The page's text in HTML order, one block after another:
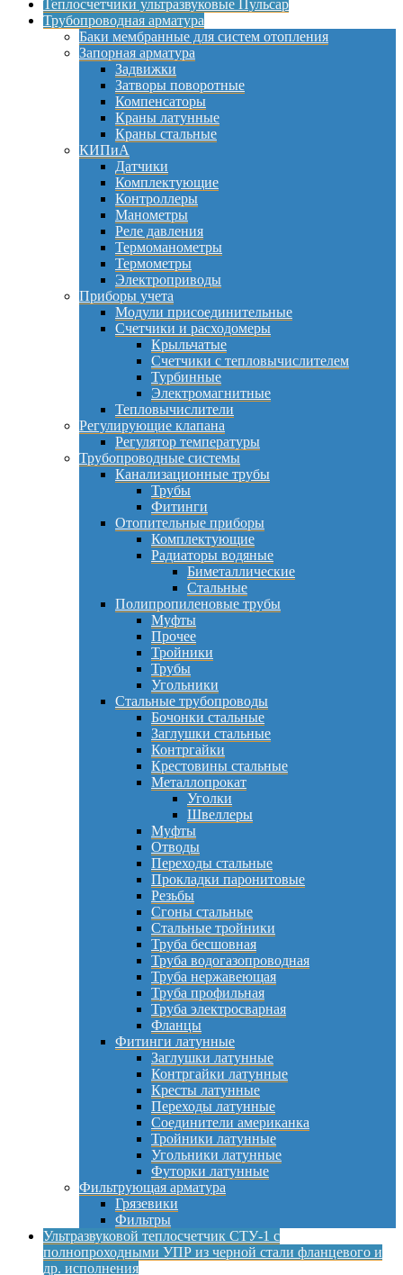
Теплосчетчики ультразвуковые Пульсар
Трубопроводная арматура
Баки мембранные для систем отопления
Запорная арматура
Задвижки
Затворы поворотные
Компенсаторы
Краны латунные
Краны стальные
КИПиА
Датчики
Комплектующие
Контроллеры
Манометры
Реле давления
Термоманометры
Термометры
Электроприводы
Приборы учета
Модули присоединительные
Счетчики и расходомеры
Крыльчатые
Счетчики с тепловычислителем
Турбинные
Электромагнитные
Тепловычислители
Регулирующие клапана
Регулятор температуры
Трубопроводные системы
Канализационные трубы
Трубы
Фитинги
Отопительные приборы
Комплектующие
Радиаторы водяные
Биметаллические
Стальные
Полипропиленовые трубы
Муфты
Прочее
Тройники
Трубы
Угольники
Стальные трубопроводы
Бочонки стальные
Заглушки стальные
Контргайки
Крестовины стальные
Металлопрокат
Уголки
Швеллеры
Муфты
Отводы
Переходы стальные
Прокладки паронитовые
Резьбы
Сгоны стальные
Стальные тройники
Труба бесшовная
Труба водогазопроводная
Труба нержавеющая
Труба профильная
Труба электросварная
Фланцы
Фитинги латунные
Заглушки латунные
Контргайки латунные
Кресты латунные
Переходы латунные
Соединители американка
Тройники латунные
Угольники латунные
Футорки латунные
Фильтрующая арматура
Грязевики
Фильтры
Ультразвуковой теплосчетчик СТУ-1 с
полнопроходными УПР из черной стали фланцевого и
др. исполнения